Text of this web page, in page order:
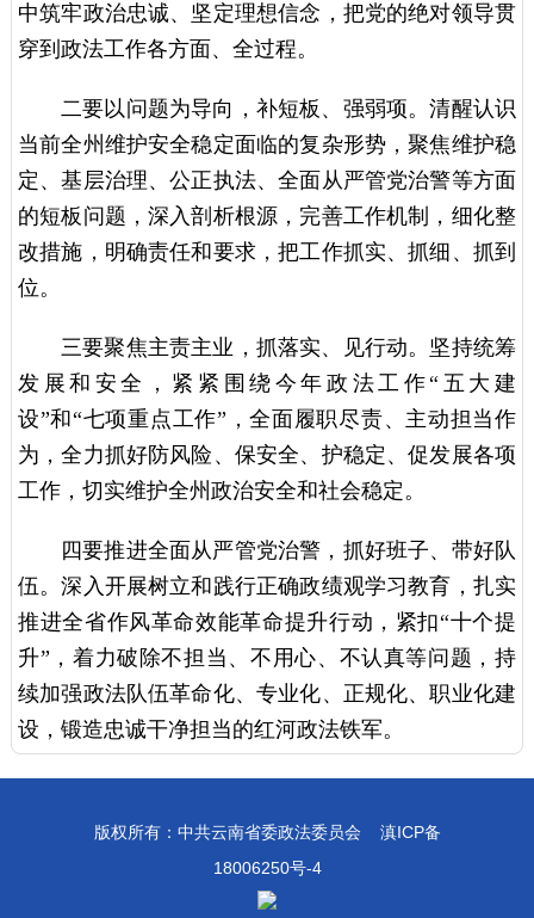
中筑牢政治忠诚、坚定理想信念，把党的绝对领导贯
穿到政法工作各方面、全过程。
二要以问题为导向，补短板、强弱项。清醒认识
当前全州维护安全稳定面临的复杂形势，聚焦维护稳
定、基层治理、公正执法、全面从严管党治警等方面
的短板问题，深入剖析根源，完善工作机制，细化整
改措施，明确责任和要求，把工作抓实、抓细、抓到
位。
三要聚焦主责主业，抓落实、见行动。坚持统筹
发展和安全，紧紧围绕今年政法工作“五大建
设”和“七项重点工作”，全面履职尽责、主动担当作
为，全力抓好防风险、保安全、护稳定、促发展各项
工作，切实维护全州政治安全和社会稳定。
四要推进全面从严管党治警，抓好班子、带好队
伍。深入开展树立和践行正确政绩观学习教育，扎实
推进全省作风革命效能革命提升行动，紧扣“十个提
升”，着力破除不担当、不用心、不认真等问题，持
续加强政法队伍革命化、专业化、正规化、职业化建
设，锻造忠诚干净担当的红河政法铁军。
版权所有：中共云南省委政法委员会 滇ICP备
18006250号-4